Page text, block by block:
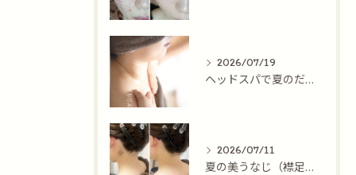
2026/07/19
ヘッドスパで夏のだるさを吹っ飛ばす
2026/07/11
夏の美うなじ（襟足）対策！